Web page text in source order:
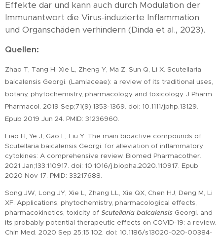
Effekte dar und kann auch durch Modulation der
Immunantwort die Virus-induzierte Inflammation
und Organschäden verhindern (Dinda et al., 2023).
Quellen:
Zhao T, Tang H, Xie L, Zheng Y, Ma Z, Sun Q, Li X. Scutellaria
baicalensis Georgi. (Lamiaceae): a review of its traditional uses,
botany, phytochemistry, pharmacology and toxicology. J Pharm
Pharmacol. 2019 Sep;71(9):1353-1369. doi: 10.1111/jphp.13129.
Epub 2019 Jun 24. PMID: 31236960.
Liao H, Ye J, Gao L, Liu Y. The main bioactive compounds of
Scutellaria baicalensis Georgi. for alleviation of inflammatory
cytokines: A comprehensive review. Biomed Pharmacother.
2021 Jan;133:110917. doi: 10.1016/j.biopha.2020.110917. Epub
2020 Nov 17. PMID: 33217688.
Song JW, Long JY, Xie L, Zhang LL, Xie QX, Chen HJ, Deng M, Li
XF. Applications, phytochemistry, pharmacological effects,
pharmacokinetics, toxicity of Scutellaria baicalensis Georgi. and
its probably potential therapeutic effects on COVID-19: a review.
Chin Med. 2020 Sep 25;15:102. doi: 10.1186/s13020-020-00384-